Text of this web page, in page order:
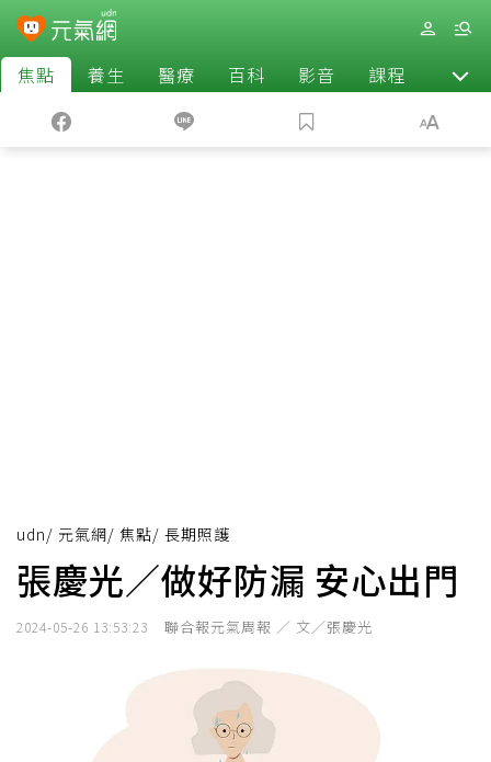
焦點 養生 醫療 百科 影音 課程 退休
udn/ 元氣網/ 焦點/ 長期照護
張慶光／做好防漏 安心出門
2024-05-26 13:53:23 聯合報元氣周報 ／ 文／張慶光